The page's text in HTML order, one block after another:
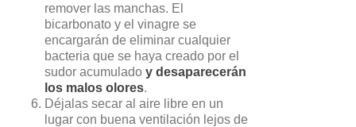
remover las manchas. El
bicarbonato y el vinagre se
encargarán de eliminar cualquier
bacteria que se haya creado por el
sudor acumulado y desaparecerán
los malos olores.
Déjalas secar al aire libre en un
lugar con buena ventilación lejos de